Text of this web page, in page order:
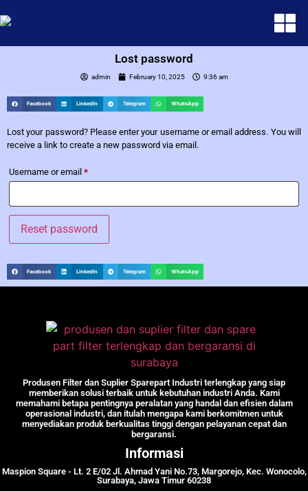
Lost password
admin February 10, 2025 9:36 am
Facebook LinkedIn Telegram WhatsApp
Lost your password? Please enter your username or email address. You will
receive a link to create a new password via email.
Username or email *
Reset password
Facebook LinkedIn Telegram WhatsApp
Produsen Filter dan Suplier Sparepart Industri terlengkap yang siap
memberikan solusi terbaik untuk kebutuhan industri Anda. Kami
memahami betapa pentingnya peralatan yang handal dan efisien dalam
operasional industri, dan itulah mengapa kami berkomitmen untuk
menyediakan produk berkualitas tinggi dengan pelayanan cepat dan
bergaransi.
Informasi
Maspion Square - Lt. 2 E/02 Jl. Ahmad Yani No.73, Margorejo, Kec. Wonocolo,
Surabaya, Jawa Timur 60238